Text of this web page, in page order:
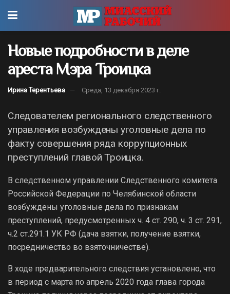
Новые подробности в деле
ареста Мэра Троицка
Ирина Терентьева Среда, 13 декабря 2023 г.
Следователем регионального следственного
управления возбуждены уголовные дела по
факту совершения ряда коррупционных
преступлений главой Троицка.
В следственном управлении Следственного комитета
Российской Федерации по Челябинской области
возбуждены уголовные дела по признакам
преступлений, предусмотренных ч. 4 ст. 290, ч. 3 ст. 291,
ч.2 ст.291.1 УК РФ (дача взятки, получение взятки,
посредничество во взяточничестве).
В ходе предварительного следствия установлено, что
в период с марта по апрель 2020 года глава города